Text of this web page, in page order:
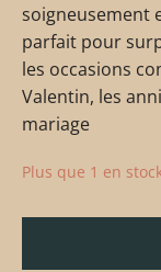
soigneusement
parfait pour
les occasions
Valentin, les
mariage
Plus que 1 en